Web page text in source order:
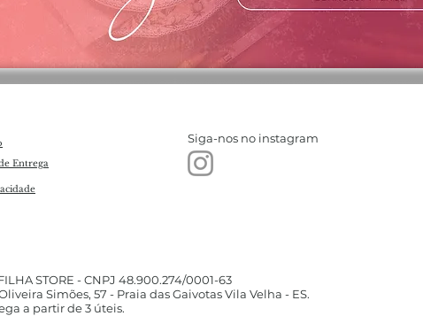
Entrega
Siga-nos no instagram
STORE - CNPJ 48.900.274/0001-63
Simões, 57 - Praia das Gaivotas Vila Velha - ES.​
a partir de 3 úteis.